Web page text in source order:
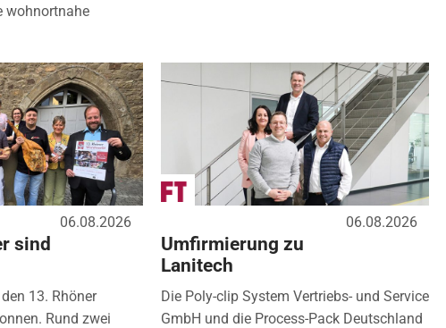
wohnortnahe
06.08.2026
sind
13. Rhöner
Rund zwei
06.08.2026
Umfirmierung zu
Lanitech
Die Poly-clip System Vertriebs- und Service
GmbH und die Process-Pack Deutschland